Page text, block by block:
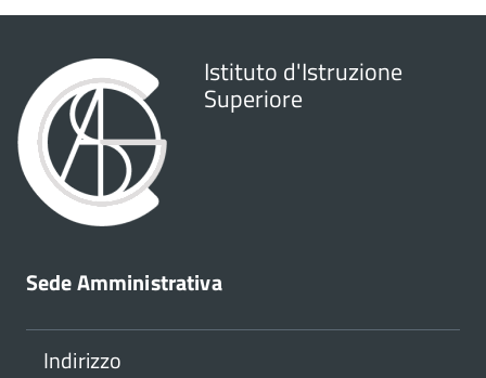
Istituto d'Istruzione
Superiore
Sede Amministrativa
Indirizzo